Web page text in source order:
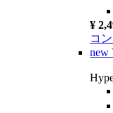
¥
コ
new